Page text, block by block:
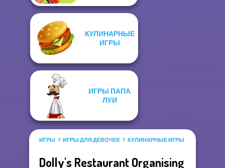
КУЛИНАРНЫЕ
ИГРЫ
ИГРЫ ПАПА
ЛУИ
ИГРЫ ИГРЫ ДЛЯ ДЕВОЧЕК КУЛИНАРНЫЕ ИГРЫ
Dolly's Restaurant Organising